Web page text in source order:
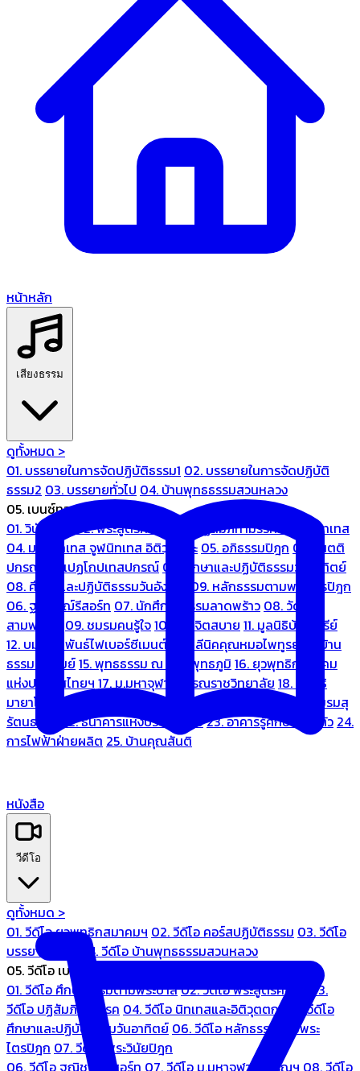
หน้าหลัก
เสียงธรรม
ดูทั้งหมด >
01. บรรยายในการจัดปฏิบัติธรรม1 02. บรรยายในการจัดปฏิบัติ
ธรรม2 03. บรรยายทั่วไป 04. บ้านพุทธธรรมสวนหลวง
05. เบนซ์ทองหล่อ
01. วินัยปิฎก
02. พระสูตรศึกษา
03. ปฏิสัมภิทามรรคและจูฬนิทเทส
04. มหานิทเทส จูฬนิทเทส อิติวุตตกะ 05. อภิธรรมปิฎก 06. เนตติ
ปกรณ์ และเปฏโกปเทสปกรณ์ 07. ศึกษาและปฏิบัติธรรมวันอาทิตย์
08. ศึกษาและปฏิบัติธรรมวันอังคาร
09. หลักธรรมตามพระไตรปิฎก
06. ฐณิชาฌ์รีสอร์ท 07. นักศึกษาธรรมลาดพร้าว 08. วัด
สามพระยา
09. ชมรมคนรู้ใจ10. บ้านจิตสบาย 11. มูลนิธิบ้านอารีย์
12. บมจ.มหพันธ์ไฟเบอร์ซีเมนต์
13. คลีนิคคุณหมอไพทูรย์
14. บ้าน
ธรรมะรื่นรมย์15. พุทธธรรม ณ แดนพุทธภูมิ 16. ยุวพุทธิกสมาคม
แห่งประเทศไทยฯ 17. ม.มหาจุฬาลงกรณราชวิทยาลัย 18. มูลนิธิ
มายาโคตมี
19. ariya wellness center
21. ชมรมสุ
รัตนธรรม
22. ธนาคารแห่งประเทศไทย23. อาคารรู้ศึกษารู้สึกตัว 24.
การไฟฟ้าฝ่ายผลิต 25. บ้านคุณสันติ
หนังสือ
วีดีโอ
ดูทั้งหมด >
01. วีดีโอ ยุวพุทธิกสมาคมฯ 02. วีดีโอ คอร์สปฏิบัติธรรม 03. วีดีโอ
บรรยายทั่วไป
04. วีดีโอ บ้านพุทธธรรมสวนหลวง
05. วีดีโอ เบนซ์ทองหล่อ
01. วีดีโอ ศึกษาธรรมตามพระบาลี02. วีดีโอ พระสูตรศึกษา
03.
วีดีโอ ปฏิสัมภิทามรรค 04. วีดีโอ นิทเทสและอิติวุตตกะ
05. วีดีโอ
ศึกษาและปฏิบัติธรรมวันอาทิตย์ 06. วีดีโอ หลักธรรมตามพระ
ไตรปิฎก 07. วีดีโอ พระวินัยปิฎก
06. วีดีโอ ฐณิชาฌ์รีสอร์ท 07. วีดีโอ ม.มหาจุฬาลงกรณฯ 08. วีดีโอ